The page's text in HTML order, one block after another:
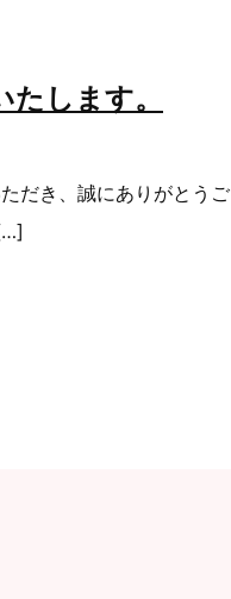
します。
だき、誠にありがとうご